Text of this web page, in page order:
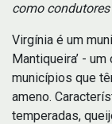
como
Virgínia é um
Mantiqueira’ -
municípios que
ameno.
temperadas,